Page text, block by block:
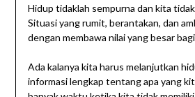
Hidup tidaklah sempurna dan kita
Situasi yang rumit, berantakan, dan
dengan membawa nilai yang besar
Ada kalanya kita harus melanjutkan
informasi lengkap tentang apa yang